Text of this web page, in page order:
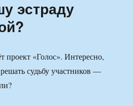
эстраду
проект «Голос». Интересно,
решать судьбу участников —